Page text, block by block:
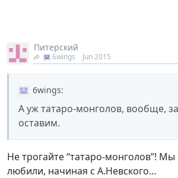
Питерский
6wings Jun 2015
6wings:
А уж татаро-монголов, вообще,
оставим.
Не трогайте “татаро-монголов”! Мы
любили, начиная с А.Невского…